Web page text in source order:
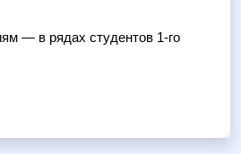
— в рядах студентов 1-го